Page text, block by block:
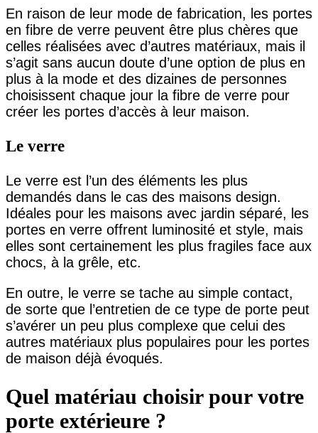
En raison de leur mode de fabrication, les portes
en fibre de verre peuvent être plus chères que
celles réalisées avec d’autres matériaux, mais il
s’agit sans aucun doute d’une option de plus en
plus à la mode et des dizaines de personnes
choisissent chaque jour la fibre de verre pour
créer les portes d’accès à leur maison.
Le verre
Le verre est l’un des éléments les plus
demandés dans le cas des maisons design.
Idéales pour les maisons avec jardin séparé, les
portes en verre offrent luminosité et style, mais
elles sont certainement les plus fragiles face aux
chocs, à la grêle, etc.
En outre, le verre se tache au simple contact,
de sorte que l’entretien de ce type de porte peut
s’avérer un peu plus complexe que celui des
autres matériaux plus populaires pour les portes
de maison déjà évoqués.
Quel matériau choisir pour votre
porte extérieure ?